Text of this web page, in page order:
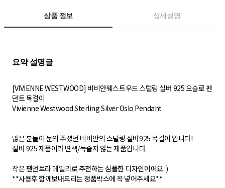
상품 정보 상세설명
요약 설명글
[VIVIENNE WESTWOOD] 비비안웨스트우드 스털링 실버 925 오슬로 펜
던트 목걸이
Vivienne Westwood Sterling Silver Oslo Pendant
많은 분들이 문의 주셨던 비비안의 스털링 실버925 목걸이 입니다!
실버 925 제품이라 변색/녹슬지 않는 제품입니다.
작은 팬던트라 데일리로 추천하는 심플한 디자인이에요 :)
**사용후 함께보내드리는 정품박스에 꼭 넣어주세요**